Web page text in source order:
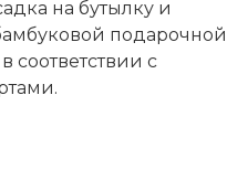
на бутылку и
подарочной
соответствии с